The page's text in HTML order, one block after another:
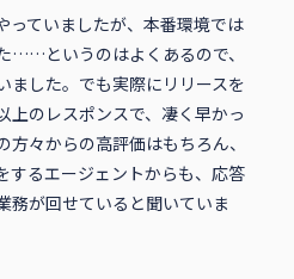
っていましたが、本番環境では
……というのはよくあるので、
ました。でも実際にリリースを
上のレスポンスで、凄く早かっ
々からの高評価はもちろん、
するエージェントからも、応答
務が回せていると聞いていま